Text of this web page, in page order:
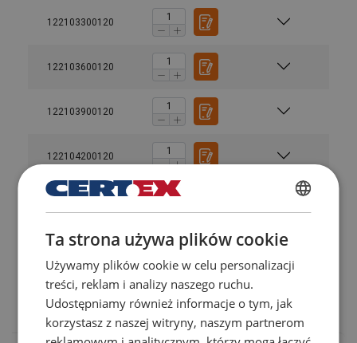
122103300120
122103600120
122103900120
122104200120
122104800120
122105600120
Маркування:
Увага:
POLISH
ENGLISH TRANSLATION
Ta strona używa plików cookie
Używamy plików cookie w celu personalizacji
treści, reklam i analizy naszego ruchu.
Udostępniamy również informacje o tym, jak
korzystasz z naszej witryny, naszym partnerom